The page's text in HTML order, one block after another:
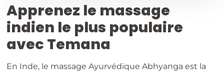
Apprenez le massage
indien le plus populaire
avec Temana
En Inde, le massage Ayurvédique Abhyanga est la